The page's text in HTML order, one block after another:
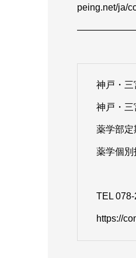
peing.net/ja/
神戸・三
神戸・三
薬学部
薬学個
TEL
https://